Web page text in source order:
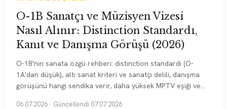
O-1B Sanatçı ve Müzisyen Vizesi
Nasıl Alınır: Distinction Standardı,
Kanıt ve Danışma Görüşü (2026)
O-1B'nin sanata özgü rehberi: distinction standardı (O-
1A'dan düşük), altı sanat kriteri ve sanatçı delili, danışma
görüşünü hangi sendika verir, daha yüksek MPTV eşiği ve
06.07.2026 · Güncellendi 07.07.2026